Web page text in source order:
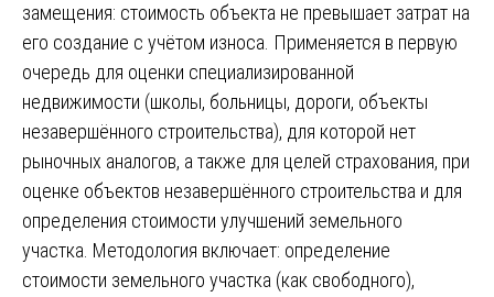
замещения: стоимость объекта не превышает затрат на
его создание с учётом износа. Применяется в первую
очередь для оценки специализированной
недвижимости (школы, больницы, дороги, объекты
незавершённого строительства), для которой нет
рыночных аналогов, а также для целей страхования, при
оценке объектов незавершённого строительства и для
определения стоимости улучшений земельного
участка. Методология включает: определение
стоимости земельного участка (как свободного),